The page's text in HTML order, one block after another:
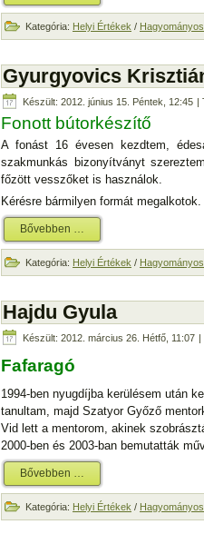
Kategória: Helyi Értékek /
Gyurgyovics
Készült: 2012. június 15. Péntek, 12:45 |
Fonott bútorkészítő
A fonást 16 évesen kezdtem,
szakmunkás bizonyítványt
főzött vesszőket is használok.
Kérésre bármilyen formát megalkotok.
Bővebben …
Kategória: Helyi Értékek /
Hajdu Gyula
Készült: 2012. március 26. Hétfő, 11:07 |
Fafaragó
1994-ben nyugdíjba kerülésem után
tanultam, majd Szatyor Győző
Vid lett a mentorom, akinek
2000-ben és 2003-ban bemutatták
Bővebben …
Kategória: Helyi Értékek /